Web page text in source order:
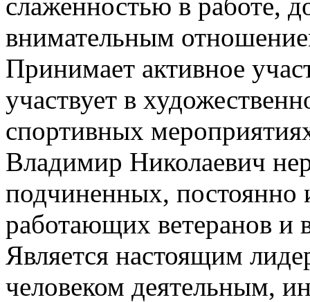
внимательным
Принимает активное
участвует в
спортивных
Владимир Николаевич
подчиненных, постоянно
работающих ветеранов и
Является настоящим
человеком деятельным,